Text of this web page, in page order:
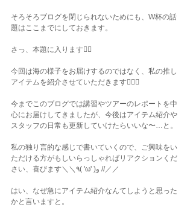
そろそろブログを閉じられないためにも、W杯の話
題はここまでにしておきます。
さっ、本題に入ります✍🏽
今回は海の様子をお届けするのではなく、私の推し
アイテムを紹介させていただきます💁🏽‍♀️
今までこのブログでは講習やツアーのレポートを中
心にお届けしてきましたが、今後はアイテム紹介や
スタッフの日常も更新していけたらいいな〜…と。
私の独り言的な感じで書いていくので、ご興味をい
ただける方がもしいらっしゃればリアクションくだ
さい、喜びます＼＼٩( 'ω' )و //／／
はい、なぜ急にアイテム紹介なんてしようと思った
かと言いますと。